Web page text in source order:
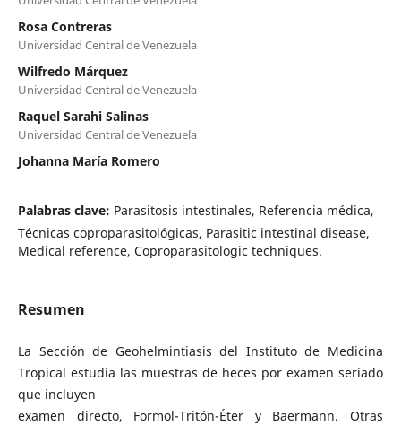
Rosa Contreras
Universidad Central de Venezuela
Wilfredo Márquez
Universidad Central de Venezuela
Raquel Sarahi Salinas
Universidad Central de Venezuela
Johanna María Romero
Palabras clave: Parasitosis intestinales, Referencia médica,
Técnicas coproparasitológicas, Parasitic intestinal disease,
Medical reference, Coproparasitologic techniques.
Resumen
La Sección de Geohelmintiasis del Instituto de Medicina
Tropical estudia las muestras de heces por examen seriado
que incluyen
examen directo, Formol-Tritón-Éter y Baermann. Otras